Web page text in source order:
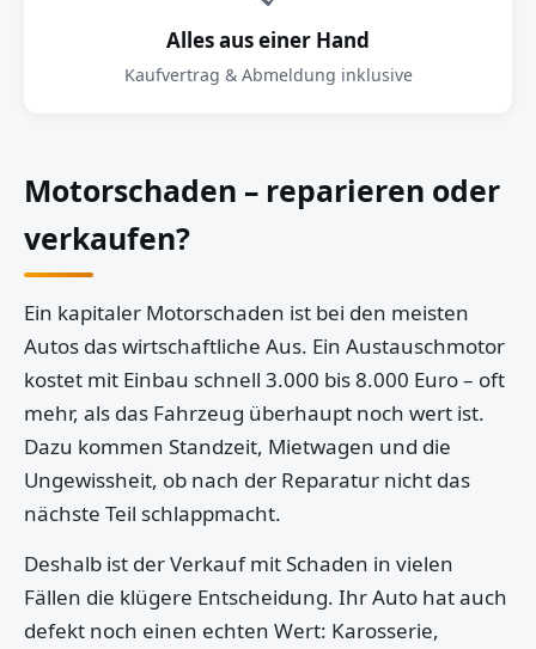
Alles aus einer Hand
Kaufvertrag & Abmeldung inklusive
Motorschaden – reparieren oder
verkaufen?
Ein kapitaler Motorschaden ist bei den meisten
Autos das wirtschaftliche Aus. Ein Austauschmotor
kostet mit Einbau schnell 3.000 bis 8.000 Euro – oft
mehr, als das Fahrzeug überhaupt noch wert ist.
Dazu kommen Standzeit, Mietwagen und die
Ungewissheit, ob nach der Reparatur nicht das
nächste Teil schlappmacht.
Deshalb ist der Verkauf mit Schaden in vielen
Fällen die klügere Entscheidung. Ihr Auto hat auch
defekt noch einen echten Wert: Karosserie,